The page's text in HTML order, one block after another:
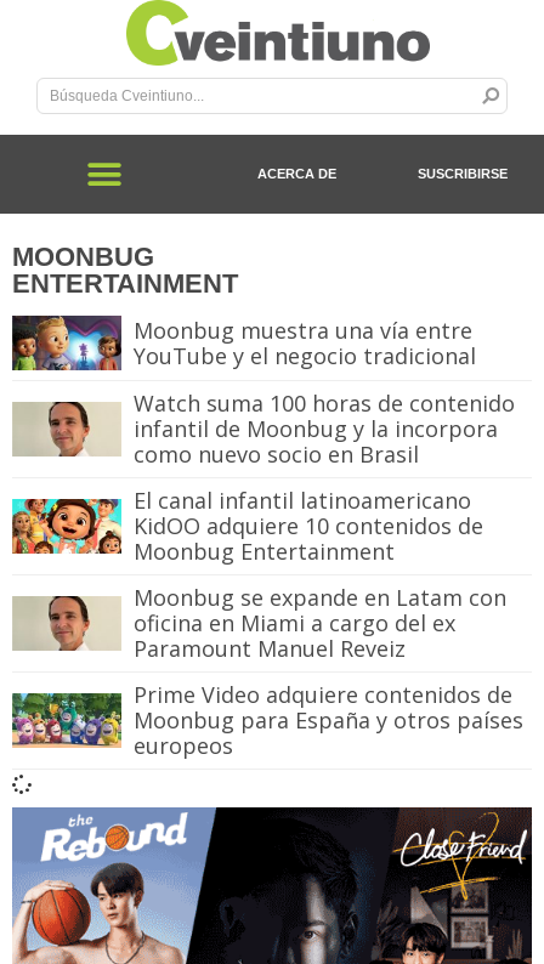
ACERCA DE SUSCRIBIRSE
MOONBUG
ENTERTAINMENT
Moonbug muestra una vía entre
YouTube y el negocio tradicional
Watch suma 100 horas de contenido
infantil de Moonbug y la incorpora
como nuevo socio en Brasil
El canal infantil latinoamericano
KidOO adquiere 10 contenidos de
Moonbug Entertainment
Moonbug se expande en Latam con
oficina en Miami a cargo del ex
Paramount Manuel Reveiz
Prime Video adquiere contenidos de
Moonbug para España y otros países
europeos